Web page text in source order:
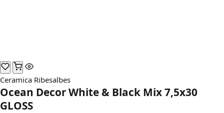
Ceramica Ribesalbes
Ocean Decor White & Black Mix 7,5x30
GLOSS